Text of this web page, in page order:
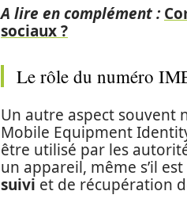
A lire en complément :
sociaux ?
Le rôle du numéro
Un autre aspect souvent
Mobile Equipment
être utilisé par les
un appareil, même s’il
suivi et de récupération